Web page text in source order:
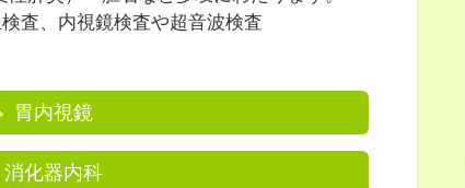
査、内視鏡検査や超音波検査
胃内視鏡
消化器内科